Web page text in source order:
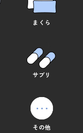
まくら
サプリ
その他